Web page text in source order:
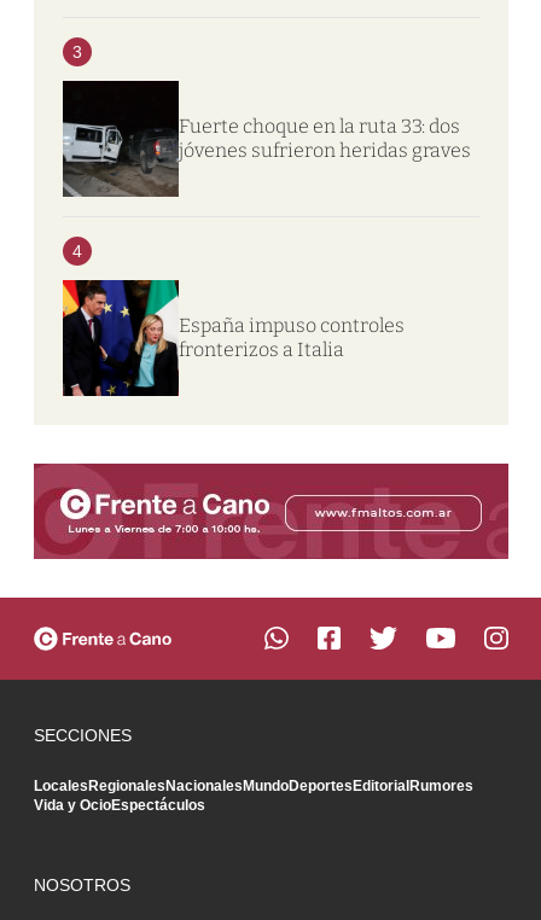
3
Fuerte choque en la ruta 33: dos
jóvenes sufrieron heridas graves
4
España impuso controles
fronterizos a Italia
SECCIONES
LocalesRegionalesNacionalesMundoDeportesEditorialRumores
Vida y OcioEspectáculos
NOSOTROS